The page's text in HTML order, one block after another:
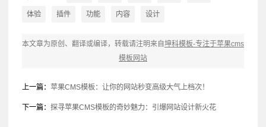
体验 插件 功能 内容 设计
本文章为原创、翻译或编译，转载请注明来自坤科模板-专注于苹果cms
模板网站
上一篇： 苹果CMS模板：让你的网站秒变高级大气上档次！
下一篇： 探寻苹果CMS模板的奇妙魅力：引爆网站设计新火花